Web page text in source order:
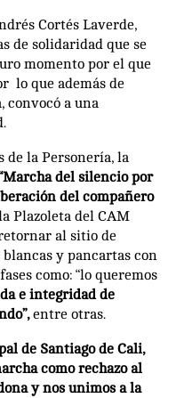
Cortés Laverde,
de solidaridad que se
momento por el que
lo que además de
convocó a una
de la Personería, la
del silencio por
del compañero
Plazoleta del CAM
al sitio de
y pancartas con
como: “lo queremos
e integridad de
entre otras.
de Santiago de Cali,
como rechazo al
y nos unimos a la